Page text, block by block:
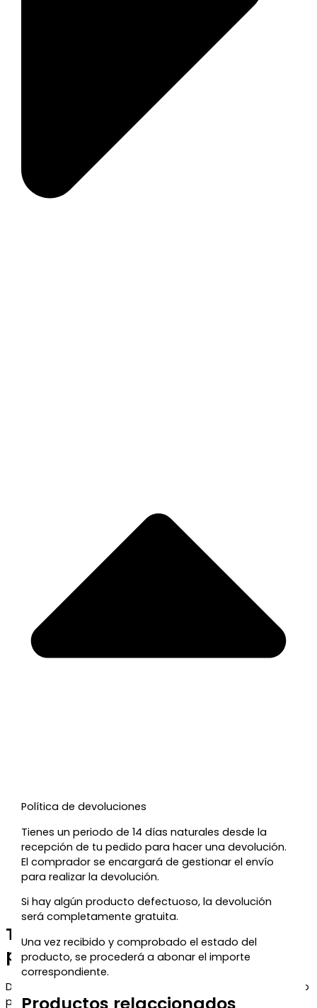
Política de devoluciones
Tienes un periodo de 14 días naturales desde la
recepción de tu pedido para hacer una devolución.
El comprador se encargará de gestionar el envío
para realizar la devolución.
Si hay algún producto defectuoso, la devolución
será completamente gratuita.
Una vez recibido y comprobado el estado del
producto, se procederá a abonar el importe
correspondiente.
Te regalamos un 5% de descuento
para tu próxima compra
Déjanos tu correo y te enviaremos el código de descuento
para que puedas aprovecharlo en tu próximo pedido.